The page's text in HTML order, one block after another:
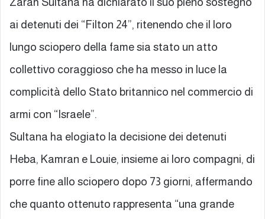
ai detenuti dei “Filton 24”, ritenendo che il loro
lungo sciopero della fame sia stato un atto
collettivo coraggioso che ha messo in luce la
complicità dello Stato britannico nel commercio di
armi con “Israele”.
Sultana ha elogiato la decisione dei detenuti
Heba, Kamran e Louie, insieme ai loro compagni, di
porre fine allo sciopero dopo 73 giorni, affermando
che quanto ottenuto rappresenta “una grande